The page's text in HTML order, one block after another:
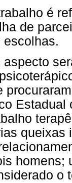
é
de
Estadual
homens;
o